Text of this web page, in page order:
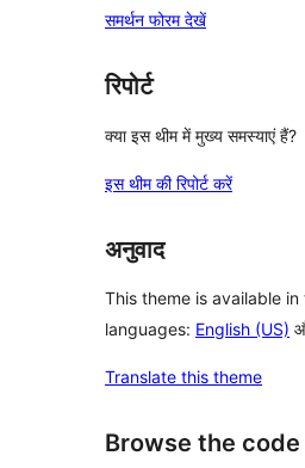
समर्थन फोरम देखें
रिपोर्ट
क्या इस थीम में मुख्य समस्याएं हैं?
इस थीम की रिपोर्ट करें
अनुवाद
This theme is available
languages: English (US)
Translate this theme
Browse the code